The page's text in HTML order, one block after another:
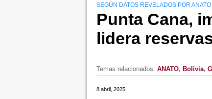
SEGÚN DATOS REVELADOS POR ANATO
Punta Cana,
lidera
Temas relacionados: ANATO, Bolivia,
8 abril, 2025